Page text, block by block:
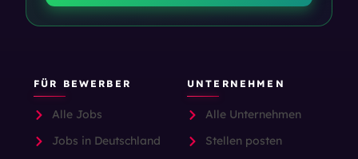
FÜR BEWERBER
Alle Jobs
Jobs in Deutschland
UNTERNEHMEN
Alle Unternehmen
Stellen posten